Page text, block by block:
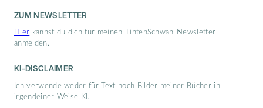
ZUM NEWSLETTER
Hier kannst du dich für meinen TintenSchwan-Newsletter
anmelden.
KI-DISCLAIMER
Ich verwende weder für Text noch Bilder meiner Bücher in
irgendeiner Weise KI.